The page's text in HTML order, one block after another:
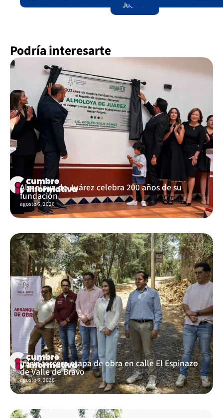
Judicial
Podría interesarte
Almoloya de Juárez celebra 200 años de su
fundación
agosto 6, 2026
Inicia tercera etapa de obra en calle El Espinazo
de Valle de Bravo
agosto 6, 2026